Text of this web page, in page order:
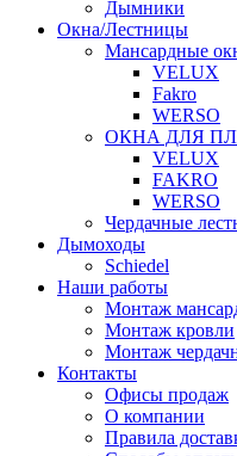
Дымники
Окна/Лестницы
Мансардные
VELUX
Fakro
WERSO
ОКНА ДЛЯ
VELUX
FAKRO
WERSO
Чердачные
Дымоходы
Schiedel
Наши работы
Монтаж
Монтаж кровли
Монтаж
Контакты
Офисы продаж
О компании
Правила